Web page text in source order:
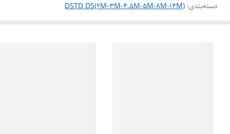
دسته‌بندی:
DSTD DS(2M-3M-4.5M-5M-8M-14M)